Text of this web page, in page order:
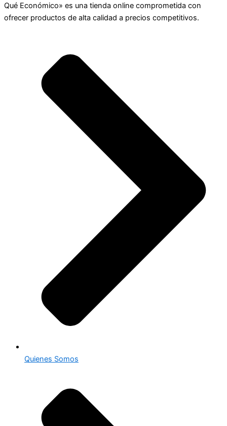
Qué Económico» es una tienda online comprometida con
ofrecer productos de alta calidad a precios competitivos.
Quienes Somos